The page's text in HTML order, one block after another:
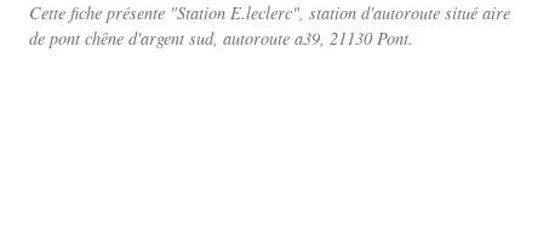
Cette fiche présente "Station E.leclerc", station d'autoroute situé aire
de pont chêne d'argent sud, autoroute a39, 21130 Pont.
SP 98 :